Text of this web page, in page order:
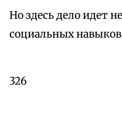
Но здесь дело идет
социальных навыков
326